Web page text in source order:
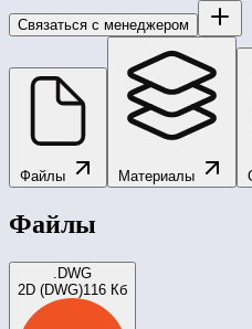
Связаться с менеджером
Файлы Материалы
Файлы
.DWG
2D (DWG)116 Кб